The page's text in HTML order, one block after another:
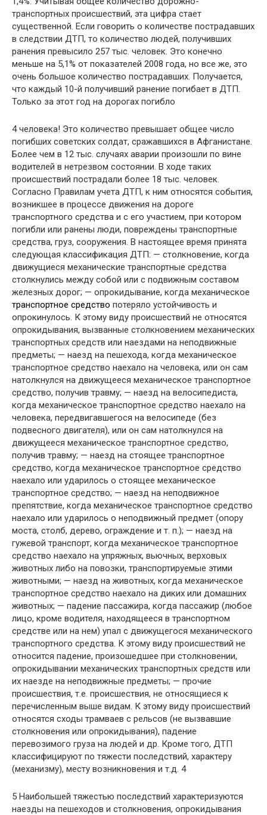
транспортных происшествий, эта цифра стает
существенной. Если говорить о количестве пострадавших
в следствии ДТП, то количество людей, получивших
ранения превысило 257 тыс. человек. Это конечно
меньше на 5,1% от показателей 2008 года, но все же, это
очень большое количество пострадавших. Получается,
что каждый 10-й получивший ранение погибает в ДТП.
Только за этот год на дорогах погибло
4 человека! Это количество превышает общее число
погибших советских солдат, сражавшихся в Афганистане.
Более чем в 12 тыс. случаях аварии произошли по вине
водителей в нетрезвом состоянии. В ходе таких
происшествий пострадали более 18 тыс. человек.
Согласно Правилам учета ДТП, к ним относятся события,
возникшее в процессе движения на дороге
транспортного средства и с его участием, при котором
погибли или ранены люди, повреждены транспортные
средства, груз, сооружения. В настоящее время принята
следующая классификация ДТП: — столкновение, когда
движущиеся механические транспортные средства
столкнулись между собой или с подвижным составом
железных дорог; — опрокидывание, когда механическое
транспортное средство потеряло устойчивость и
опрокинулось. К этому виду происшествий не относятся
опрокидывания, вызванные столкновением механических
транспортных средств или наездами на неподвижные
предметы; — наезд на пешехода, когда механическое
транспортное средство наехало на человека, или он сам
натолкнулся на движущееся механическое транспортное
средство, получив травму; — наезд на велосипедиста,
когда механическое транспортное средство наехало на
человека, передвигавшегося на велосипеде (без
подвесного двигателя), или он сам натолкнулся на
движущееся механическое транспортное средство,
получив травму; — наезд на стоящее транспортное
средство, когда механическое транспортное средство
наехало или ударилось о стоящее механическое
транспортное средство; — наезд на неподвижное
препятствие, когда механическое транспортное средство
наехало или ударилось о неподвижный предмет (опору
моста, столб, дерево, ограждение и т. п.); — наезд на
гужевой транспорт, когда механическое транспортное
средство наехало на упряжных, вьючных, верховых
животных либо на повозки, транспортируемые этими
животными; — наезд на животных, когда механическое
транспортное средство наехало на диких или домашних
животных; — падение пассажира, когда пассажир (любое
лицо, кроме водителя, находящееся в транспортном
средстве или на нем) упал с движущегося механического
транспортного средства. К этому виду происшествий не
относится падение, произошедшее при столкновении,
опрокидывании механических транспортных средств или
их наезде на неподвижные предметы; — прочие
происшествия, т.е. происшествия, не относящиеся к
перечисленным выше видам. К этому виду происшествий
относятся сходы трамваев с рельсов (не вызвавшие
столкновения или опрокидывания), падение
перевозимого груза на людей и др. Кроме того, ДТП
классифицируют по тяжести последствий, характеру
(механизму), месту возникновения и т.д. 4
5 Наибольшей тяжестью последствий характеризуются
наезды на пешеходов и столкновения, опрокидывания